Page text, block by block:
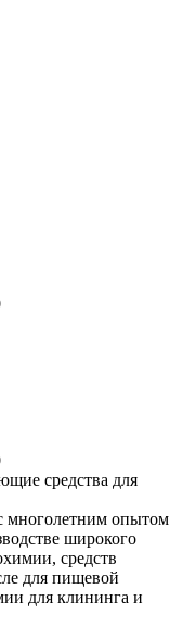
средства для
многолетним опытом
широкого
средств
для пищевой
для клининга и